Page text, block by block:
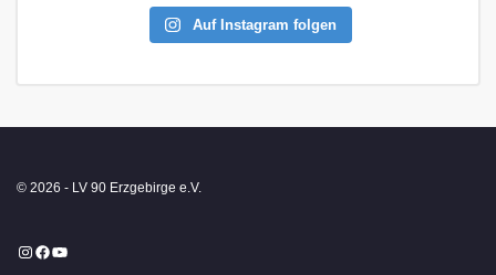
Auf Instagram folgen
© 2026 - LV 90 Erzgebirge e.V.
Instagram
Facebook
YouTube